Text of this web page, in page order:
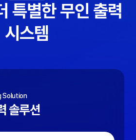
특별한 무인 출력
시스템
Solution
솔루션